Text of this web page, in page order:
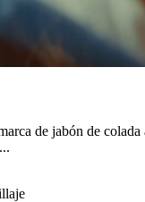
de jabón de colada